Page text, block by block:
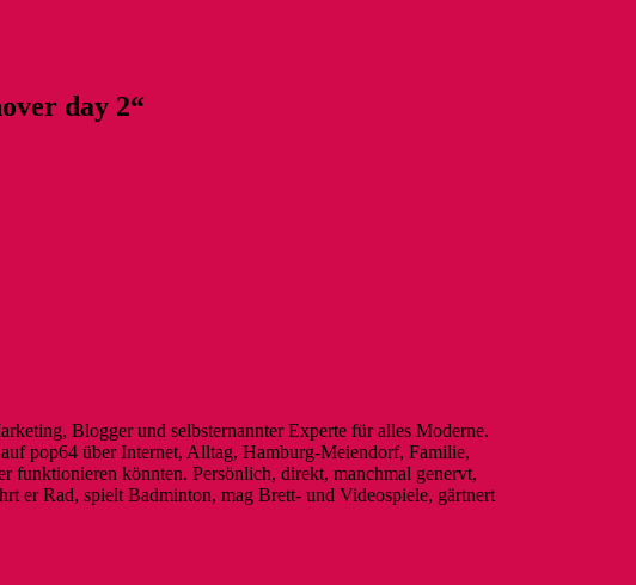
day 2“
Blogger und selbsternannter Experte für alles Moderne.
pop64 über Internet, Alltag, Hamburg-Meiendorf, Familie,
funktionieren könnten. Persönlich, direkt, manchmal genervt,
er Rad, spielt Badminton, mag Brett- und Videospiele, gärtnert